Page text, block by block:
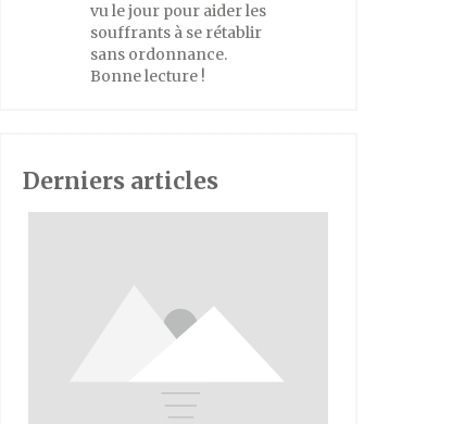
vu le jour pour aider les
souffrants à se rétablir
sans ordonnance.
Bonne lecture !
Derniers articles